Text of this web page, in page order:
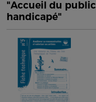
"Accueil du public
handicapé"